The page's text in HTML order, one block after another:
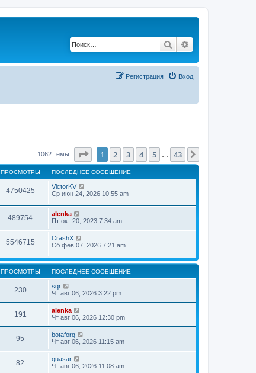
Поиск
Вход
Регистрация
1062 темы Страница1 из 43
1 2 3 4 5 43
ПРОСМОТРЫ ПОСЛЕДНЕЕ СООБЩЕНИЕ
4750425
VictorKV
Ср июн 24, 2026 10:55 am
489754
alenka
Пт окт 20, 2023 7:34 am
5546715
CrashX
Сб фев 07, 2026 7:21 am
ПРОСМОТРЫ ПОСЛЕДНЕЕ СООБЩЕНИЕ
230
sqr
Чт авг 06, 2026 3:22 pm
191
alenka
Чт авг 06, 2026 12:30 pm
95
botaforq
Чт авг 06, 2026 11:15 am
82
quasar
Чт авг 06, 2026 11:08 am